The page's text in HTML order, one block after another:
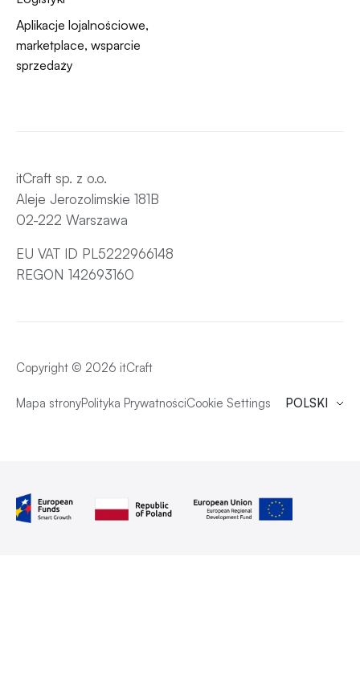
Aplikacje lojalnościowe,
marketplace, wsparcie
sprzedaży
itCraft sp. z o.o.
Aleje Jerozolimskie 181B
02-222 Warszawa
EU VAT ID PL5222966148
REGON 142693160
Copyright © 2026 itCraft
POLSKI
Mapa stronyPolityka PrywatnościCookie Settings